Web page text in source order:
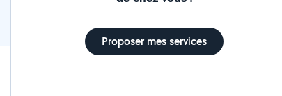
Proposer mes services